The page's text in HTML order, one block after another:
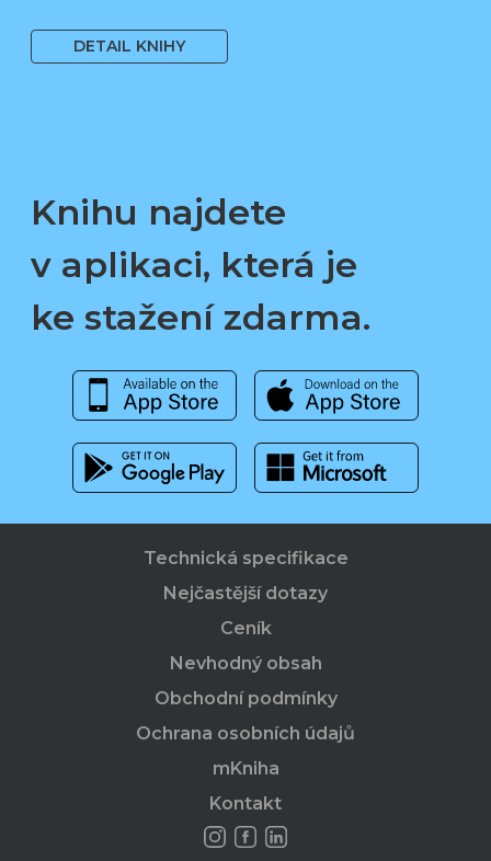
DETAIL KNIHY
Knihu najdete
v aplikaci, která je
ke stažení zdarma.
Technická specifikace
Nejčastější dotazy
Ceník
Nevhodný obsah
Obchodní podmínky
Ochrana osobních údajů
mKniha
Kontakt